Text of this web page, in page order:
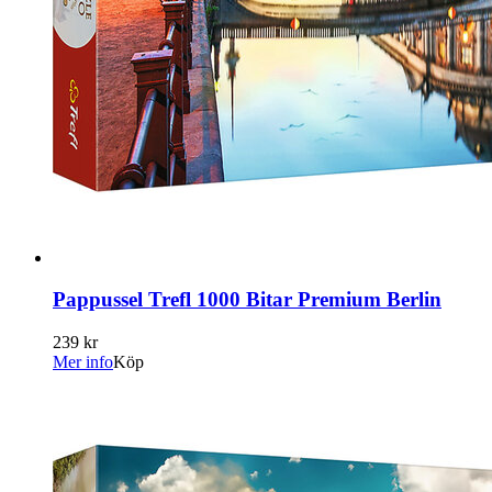
Pappussel Trefl 1000 Bitar Premium Berlin
239 kr
Mer infoKöp